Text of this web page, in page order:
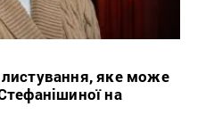
яке може
на